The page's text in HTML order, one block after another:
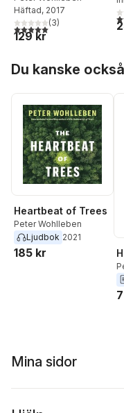
Häftad, 2017
5,0utav 5 stjärnor. Totalt
(3)
129 kr
Du kanske
Heartbeat of Trees
Peter Wohlleben
Ljudbok 2021
185 kr
Mina sidor